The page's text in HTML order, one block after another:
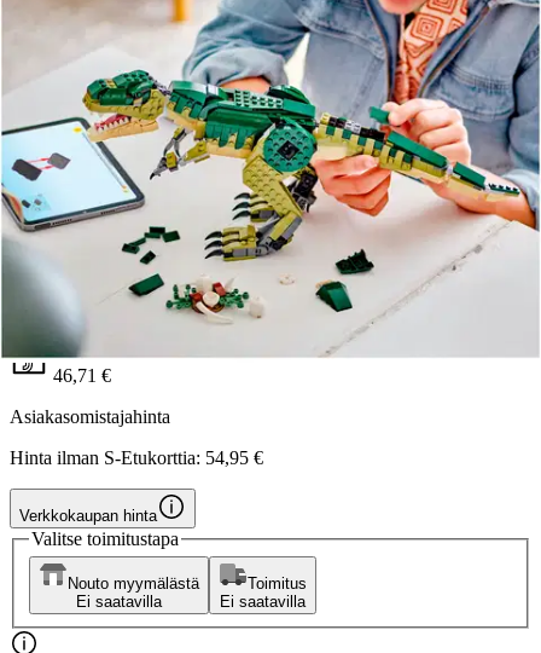
LEGO
LEGO Creator 31151 T. rex
46,71 €
Asiakasomistajahinta
Hinta ilman S-Etukorttia: 54,95 €
Verkkokaupan hinta
Valitse toimitustapa
Nouto myymälästä
Ei saatavilla
Toimitus
Ei saatavilla